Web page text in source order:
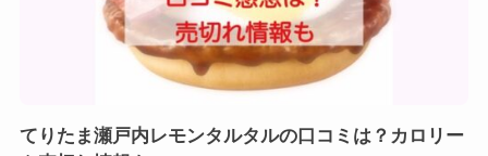
てりたま瀬戸内レモンタルタルの口コミは？カロリー